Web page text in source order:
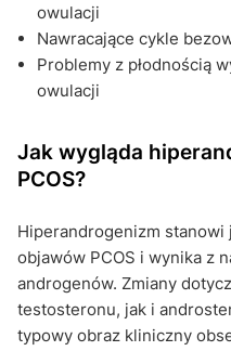
owulacji
Nawracające cykle
Problemy z płodnością
owulacji
Jak wygląda
PCOS?
Hiperandrogenizm
objawów PCOS i wynika z
androgenów. Zmiany
testosteronu, jak i
typowy obraz kliniczny